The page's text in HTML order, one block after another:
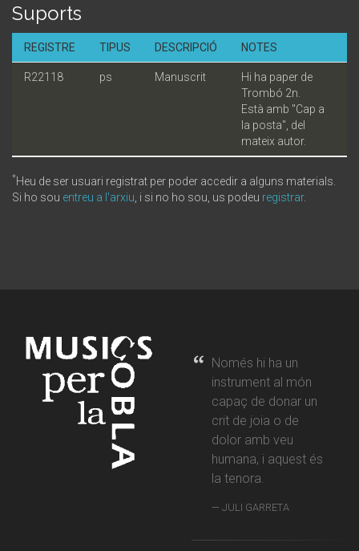
Suports
REGISTRE TIPUS DESCRIPCIÓ NOTES
R22118 ps Manuscrit
Hi ha paper de
Trombó 2n.
Està amb "Cap a
la posta", del
mateix autor.
*Heu de ser usuari registrat per poder accedir a alguns materials.
Si ho sou entreu a l'arxiu , i si no ho sou, us podeu registrar.
Només hi ha un
instrument al món
capaç de donar un
crit de joia o de
dolor amb veu
humana, i aquest és
la tenora.
JULI GARRETA